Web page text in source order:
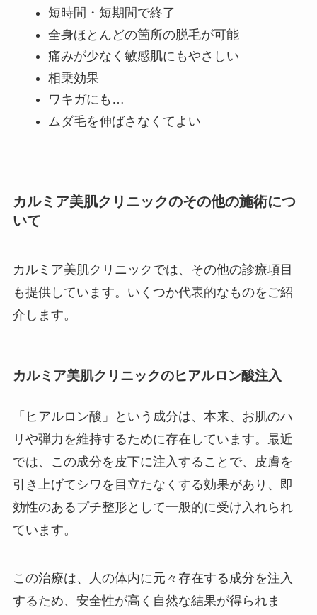
短時間・短期間で終了
全身ほとんどの箇所の脱毛が可能
痛みが少なく敏感肌にもやさしい
相乗効果
ワキガにも…
ムダ毛を伸ばさなくてよい
カルミア美肌クリニックのその他の施術につ
いて
カルミア美肌クリニックでは、その他の診療項目
も提供しています。いくつか代表的なものをご紹
介します。
カルミア美肌クリニックのヒアルロン酸注入
「ヒアルロン酸」という成分は、本来、お肌のハ
リや弾力を維持するために存在しています。最近
では、この成分を皮下に注入することで、皮膚を
引き上げてシワを目立たなくする効果があり、即
効性のあるプチ整形として一般的に受け入れられ
ています。
この治療は、人の体内に元々存在する成分を注入
するため、安全性が高く自然な結果が得られま